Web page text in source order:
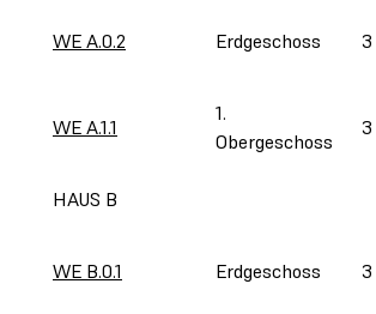
WE A.0.2 Erdgeschoss 3
WE A.1.1
1.
Obergeschoss
3
HAUS B
WE B.0.1 Erdgeschoss 3